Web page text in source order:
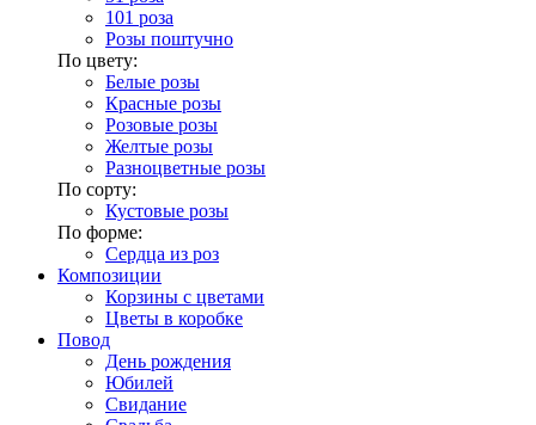
101 роза
Розы поштучно
По цвету:
Белые розы
Красные розы
Розовые розы
Желтые розы
Разноцветные розы
По сорту:
Кустовые розы
По форме:
Сердца из роз
Композиции
Корзины с цветами
Цветы в коробке
Повод
День рождения
Юбилей
Свидание